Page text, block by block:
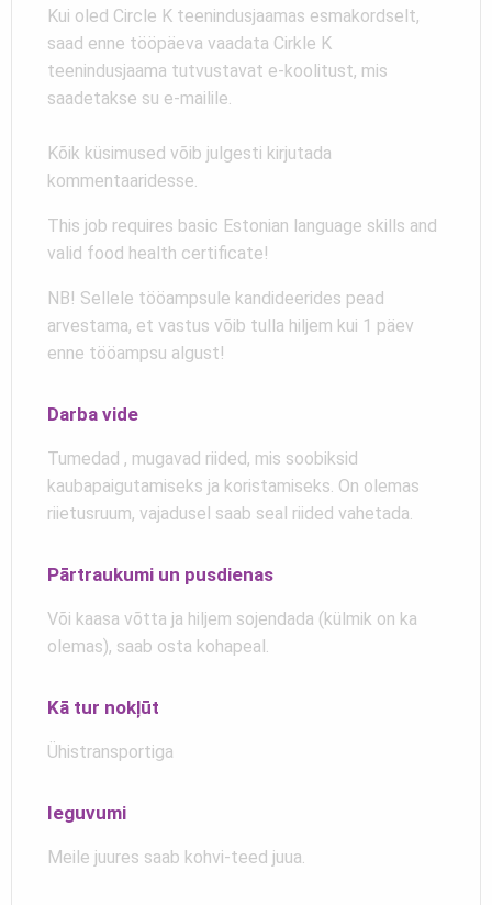
Kui oled Circle K teenindusjaamas esmakordselt,
saad enne tööpäeva vaadata Cirkle K
teenindusjaama tutvustavat e-koolitust, mis
saadetakse su e-mailile.
Kõik küsimused võib julgesti kirjutada
kommentaaridesse.
This job requires basic Estonian language skills and
valid food health certificate!
NB! Sellele tööampsule kandideerides pead
arvestama, et vastus võib tulla hiljem kui 1 päev
enne tööampsu algust!
Darba vide
Tumedad , mugavad riided, mis soobiksid
kaubapaigutamiseks ja koristamiseks. On olemas
riietusruum, vajadusel saab seal riided vahetada.
Pārtraukumi un pusdienas
Või kaasa võtta ja hiljem sojendada (külmik on ka
olemas), saab osta kohapeal.
Kā tur nokļūt
Ühistransportiga
Ieguvumi
Meile juures saab kohvi-teed juua.